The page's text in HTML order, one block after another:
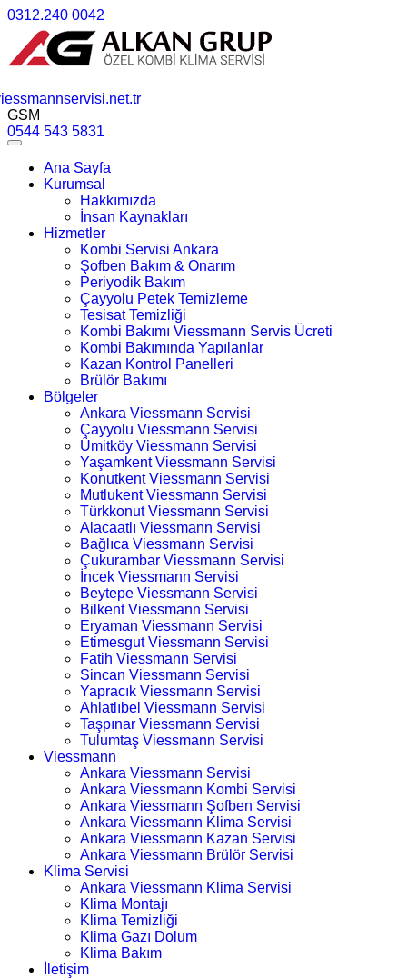
0312.240 0042
GSM
0544 543 5831
Ana Sayfa
Kurumsal
Hakkımızda
İnsan Kaynakları
Hizmetler
Kombi Servisi Ankara
Şofben Bakım & Onarım
Periyodik Bakım
Çayyolu Petek Temizleme
Tesisat Temizliği
Kombi Bakımı Viessmann Servis Ücreti
Kombi Bakımında Yapılanlar
Kazan Kontrol Panelleri
Brülör Bakımı
Bölgeler
Ankara Viessmann Servisi
Çayyolu Viessmann Servisi
Ümitköy Viessmann Servisi
Yaşamkent Viessmann Servisi
Konutkent Viessmann Servisi
Mutlukent Viessmann Servisi
Türkkonut Viessmann Servisi
Alacaatlı Viessmann Servisi
Bağlıca Viessmann Servisi
Çukurambar Viessmann Servisi
İncek Viessmann Servisi
Beytepe Viessmann Servisi
Bilkent Viessmann Servisi
Eryaman Viessmann Servisi
Etimesgut Viessmann Servisi
Fatih Viessmann Servisi
Sincan Viessmann Servisi
Yapracık Viessmann Servisi
Ahlatlıbel Viessmann Servisi
Taşpınar Viessmann Servisi
Tulumtaş Viessmann Servisi
Viessmann
Ankara Viessmann Servisi
Ankara Viessmann Kombi Servisi
Ankara Viessmann Şofben Servisi
Ankara Viessmann Klima Servisi
Ankara Viessmann Kazan Servisi
Ankara Viessmann Brülör Servisi
Klima Servisi
Ankara Viessmann Klima Servisi
Klima Montajı
Klima Temizliği
Klima Gazı Dolum
Klima Bakım
İletişim